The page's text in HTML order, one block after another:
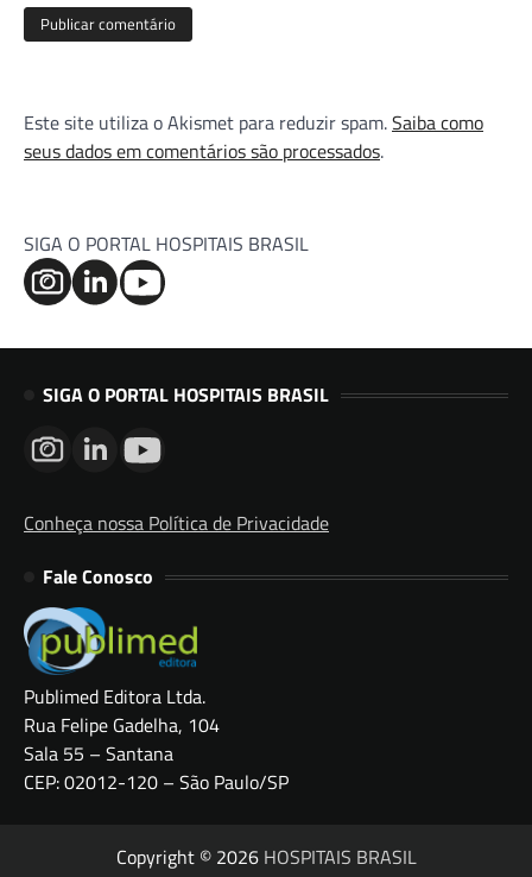
Este site utiliza o Akismet para reduzir spam.Saiba como
seus dados em comentários são processados.
SIGA O PORTAL HOSPITAIS BRASIL
SIGA O PORTAL HOSPITAIS BRASIL
Conheça nossa Política de Privacidade
Fale Conosco
Publimed Editora Ltda.
Rua Felipe Gadelha, 104
Sala 55 – Santana
CEP: 02012-120 – São Paulo/SP
Copyright © 2026 HOSPITAIS BRASIL